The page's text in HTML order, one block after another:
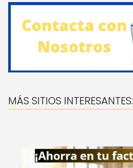
MÁS SITIOS INTERESANTES: